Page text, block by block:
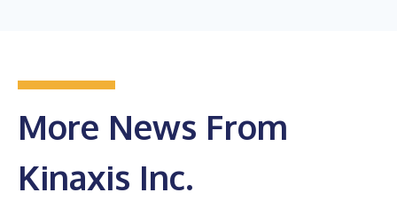
More News From
Kinaxis Inc.